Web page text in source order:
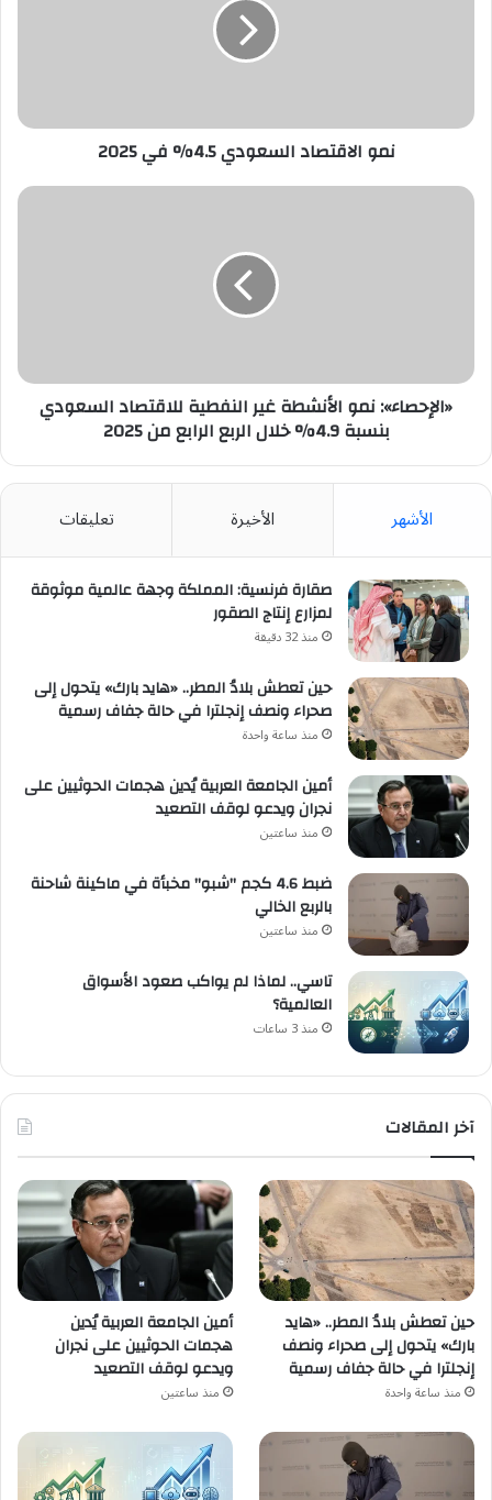
نمو الاقتصاد السعودي 4.5% في 2025
«الإحصاء»:
4.9%
خلال
من
«الإحصاء»: نمو الأنشطة غير النفطية للاقتصاد السعودي
بنسبة 4.9% خلال الربع الرابع من 2025
الأشهر الأخيرة تعليقات
صقارة فرنسية: المملكة وجهة عالمية موثوقة
لمزارع إنتاج الصقور
منذ 32 دقيقة
حين تعطش بلادُ المطر.. «هايد بارك» يتحول إلى
صحراء ونصف إنجلترا في حالة جفاف رسمية
منذ ساعة واحدة
أمين الجامعة العربية يُدين هجمات الحوثيين على
نجران ويدعو لوقف التصعيد
منذ ساعتين
ضبط 4.6 كجم "شبو" مخبأة في ماكينة شاحنة
بالربع الخالي
منذ ساعتين
تاسي.. لماذا لم يواكب صعود الأسواق
العالمية؟
منذ 3 ساعات
آخر المقالات
حين تعطش بلادُ المطر.. «هايد
بارك» يتحول إلى صحراء ونصف
إنجلترا في حالة جفاف رسمية
منذ ساعة واحدة
أمين الجامعة العربية يُدين
هجمات الحوثيين على نجران
ويدعو لوقف التصعيد
منذ ساعتين